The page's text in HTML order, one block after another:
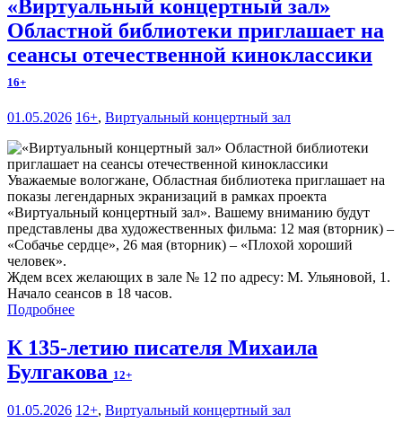
«Виртуальный концертный зал»
Областной библиотеки приглашает на
сеансы отечественной киноклассики
16+
01.05.2026 16+, Виртуальный концертный зал
Уважаемые вологжане, Областная библиотека приглашает на
показы легендарных экранизаций в рамках проекта
«Виртуальный концертный зал». Вашему вниманию будут
представлены два художественных фильма: 12 мая (вторник) –
«Собачье сердце», 26 мая (вторник) – «Плохой хороший
человек».
Ждем всех желающих в зале № 12 по адресу: М. Ульяновой, 1.
Начало сеансов в 18 часов.
Подробнее
К 135-летию писателя Михаила
Булгакова 12+
01.05.2026 12+, Виртуальный концертный зал